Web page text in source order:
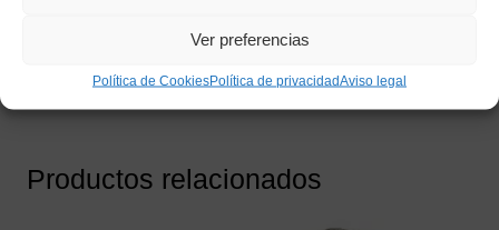
Ver preferencias
Política de CookiesPolítica de privacidadAviso legal
Productos relacionados